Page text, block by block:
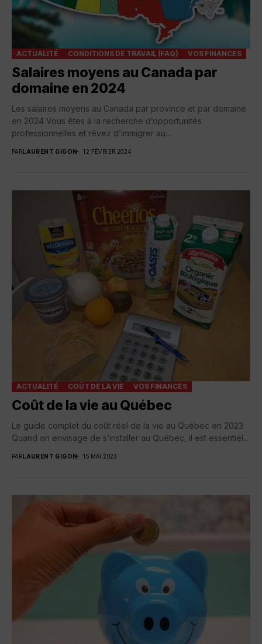
ACTUALITÉ CONDITIONS DE TRAVAIL (FAQ) VOS FINANCES
Salaires moyens au Canada par
domaine en 2024
Les salaires moyens au Canada par province et par domaine
en 2024 Vous êtes à la recherche d’opportunités
professionnelles et rêvez d’immigrer au...
PARLAURENT GIGON 12 FÉVRIER 2024
ACTUALITÉ COÛT DE LA VIE VOS FINANCES
Coût de la vie au Québec
Le guide complet du coût réel de la vie au Québec en 2023
Quand on envisage de s’installer au Québec, il est essentiel...
PARLAURENT GIGON 15 MAI 2023